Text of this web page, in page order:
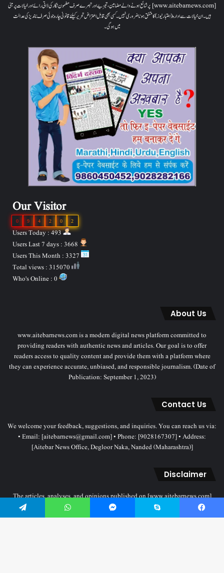
[www.aitebarnews.com] پر شائع ہونے والے مضامین، تجزیے اور تبصرے صرف مضمون نگار کی ذاتی رائے اور خیالات پر مبنی
ہیں۔ ان خیالات سے ادارہ (اعتبار نیوز) کا متفق ہونا ضروری نہیں۔ کسی بھی قابل اعتراض تحریر کیلئے قانونی چارہ جوئی صرف ناندیڑ کی عدالت
میں ہوگی۔
Our Visitor
2
0
2
4
9
0
Users Today : 493
About Us
www.aitebarnews.com is a modern digital news platform committed to
providing readers with authentic news and articles. Our goal is to offer
readers access to quality content and provide them with a platform where
they can experience accurate, unbiased, and responsible journalism. (Date of
Publication: September 1, 2023)
Contact Us
We welcome your feedback, suggestions, and inquiries. You can reach us via:
• Email: [aitebarnews@gmail.com] • Phone: [9028167307] • Address:
[Aitebar News Office, Degloor Naka, Nanded (Maharashtra)]
Disclaimer
The articles, analyses, and opinions published on [www.aitebarnews.com]
solely represent the personal views and opinions of the authors. These views
do not necessarily reflect the stance of the Aitebar News management. Any
Facebook
Skype
Messenger
WhatsApp
Telegram